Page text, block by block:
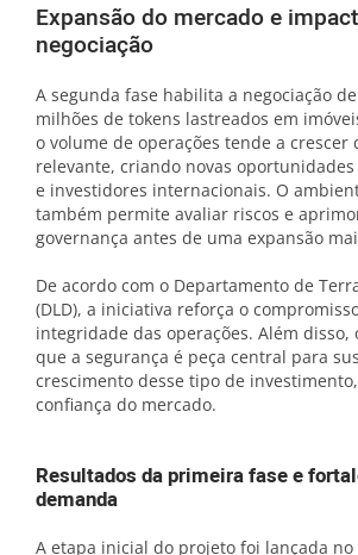
Expansão do mercado e
negociação
A segunda fase habilita a negociação
milhões de tokens lastreados em
o volume de operações tende a crescer
relevante, criando novas
e investidores internacionais. O
também permite avaliar riscos e
governança antes de uma expansão
De acordo com o Departamento de
(DLD), a iniciativa reforça o
integridade das operações. Além disso,
que a segurança é peça central para
crescimento desse tipo de
confiança do mercado.
Resultados da primeira fase e
demanda
A etapa inicial do projeto foi lançada